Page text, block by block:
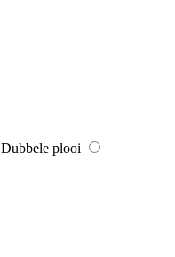
Dubbele plooi